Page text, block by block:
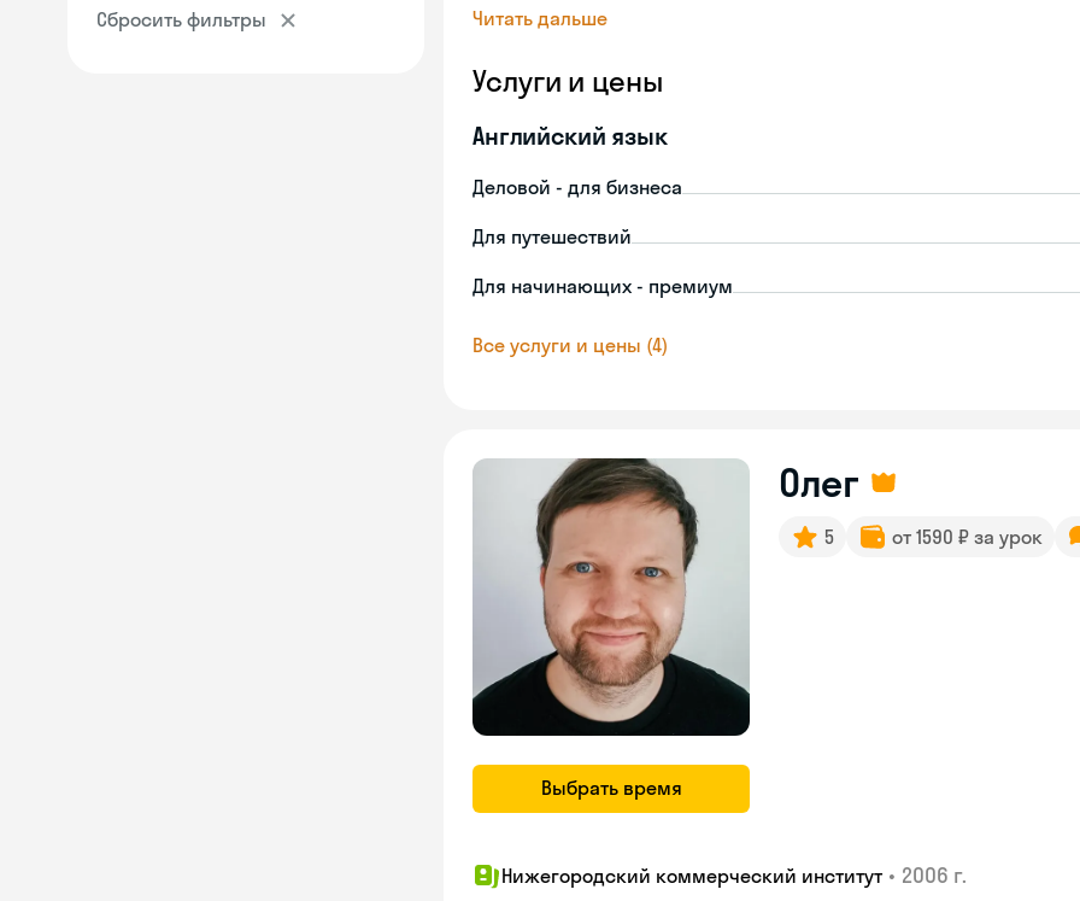
Сбросить фильтры
Читать дальше
Услуги и цены
Английский язык
Деловой - для бизнеса
Для путешествий
Для начинающих - премиум
Все услуги и цены (4)
Выбрать время
Олег
5 от 1590 ₽ за урок
Нижегородский коммерческий институт • 2006 г.